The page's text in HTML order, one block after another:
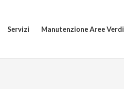
Servizi Manutenzione Aree Verdi